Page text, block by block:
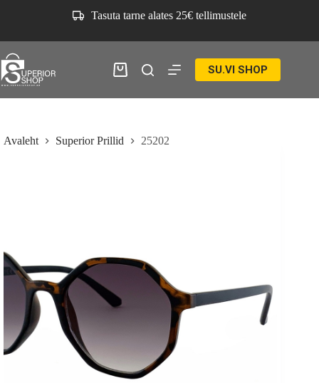
Tasuta tarne alates 25€ tellimustele
Ostukorv SU.VI SHOP
Avaleht Superior Prillid 25202